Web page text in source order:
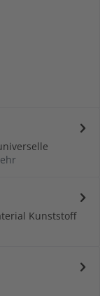
Kunststoff